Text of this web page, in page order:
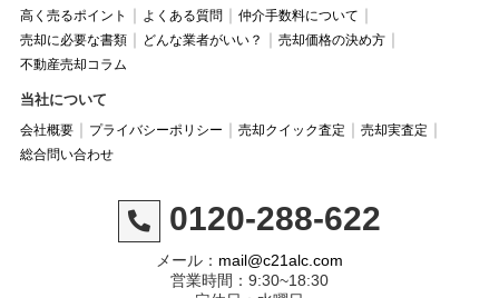
高く売るポイント
よくある質問
仲介手数料について
売却に必要な書類
どんな業者がいい？
売却価格の決め方
不動産売却コラム
当社について
会社概要 プライバシーポリシー 売却クイック査定
売却実査定
総合問い合わせ
0120-288-622
メール： mail@c21alc.com
営業時間：9:30~18:30